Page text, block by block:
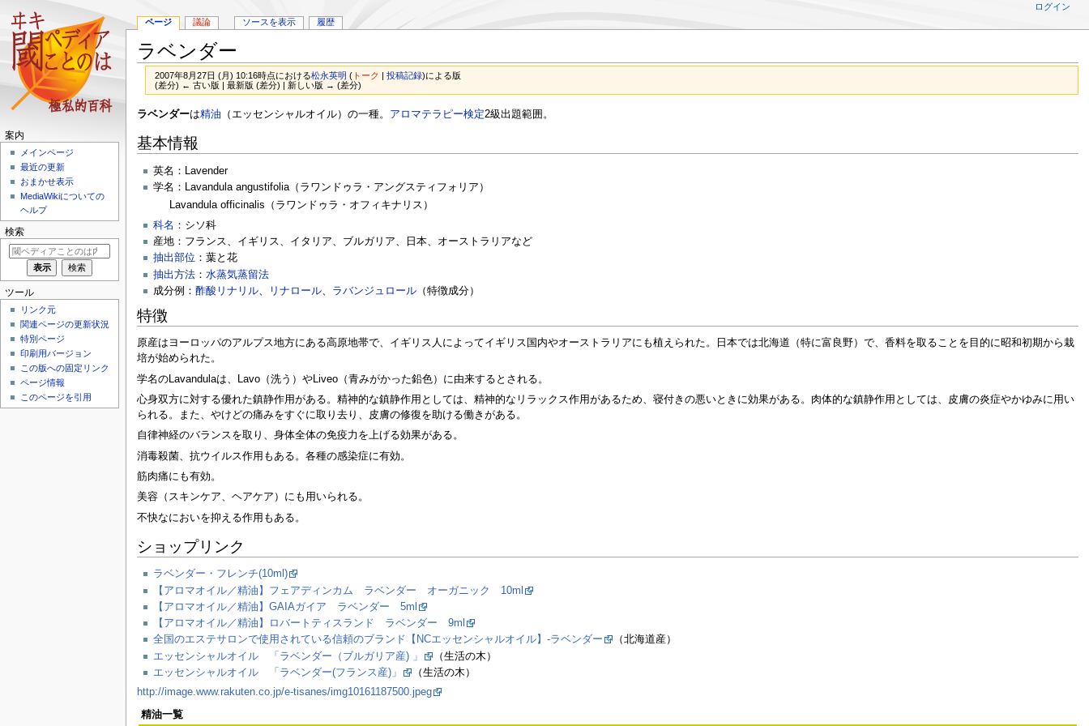
ラベンダー
2007年8月27日 (月) 10:16時点における松永英明 (トーク | 投稿記録)による版
(差分) ← 古い版 | 最新版 (差分) | 新しい版 → (差分)
ナ
ゲ
シ
ョ
に
検
に
動
ラベンダーは精油 （エッセンシャルオイル）の一種。 アロマテラピー検定2級出題範囲。
基本情報
英名：Lavender
学名：Lavandula angustifolia（ラワンドゥラ・アングスティフォリア）
Lavandula officinalis（ラワンドゥラ・オフィキナリス）
科名 ：シソ科
産地：フランス、イギリス、イタリア、ブルガリア、日本、オーストラリアなど
抽出部位 ：葉と花
抽出方法： 水蒸気蒸留法
成分例： 酢酸リナリル、 リナロール、 ラバンジュロール（特徴成分）
特徴
原産はヨーロッパのアルプス地方にある高原地帯で、イギリス人によってイギリス国内やオーストラリアにも植えられた。日本では北海道（特に富良野）で、香料を取ることを目的に昭和初期から栽
培が始められた。
学名のLavandulaは、Lavo（洗う）やLiveo（青みがかった鉛色）に由来するとされる。
心身双方に対する優れた鎮静作用がある。精神的な鎮静作用としては、精神的なリラックス作用があるため、寝付きの悪いときに効果がある。肉体的な鎮静作用としては、皮膚の炎症やかゆみに用い
られる。また、やけどの痛みをすぐに取り去り、皮膚の修復を助ける働きがある。
自律神経のバランスを取り、身体全体の免疫力を上げる効果がある。
消毒殺菌、抗ウイルス作用もある。各種の感染症に有効。
筋肉痛にも有効。
美容（スキンケア、ヘアケア）にも用いられる。
不快なにおいを抑える作用もある。
ショップリンク
ラベンダー・フレンチ(10ml)
【アロマオイル／精油】フェアディンカム ラベンダー オーガニック 10ml
【アロマオイル／精油】GAIAガイア ラベンダー 5ml
【アロマオイル／精油】ロバートティスランド ラベンダー 9ml
全国のエステサロンで使用されている信頼のブランド【NCエッセンシャルオイル】-ラベンダー
（北海道産）
エッセンシャルオイル 「ラベンダー（ブルガリア産) 」
（生活の木）
エッセンシャルオイル 「ラベンダー(フランス産)」
（生活の木）
http://image.www.rakuten.co.jp/e-tisanes/img10161187500.jpeg
精油一覧
ページ 議論 ソースを表示 履歴
ログイン
案内
メインページ
最近の更新
おまかせ表示
MediaWikiについての
ヘルプ
検索
ツール
リンク元
関連ページの更新状況
特別ページ
印刷用バージョン
この版への固定リンク
ページ情報
このページを引用